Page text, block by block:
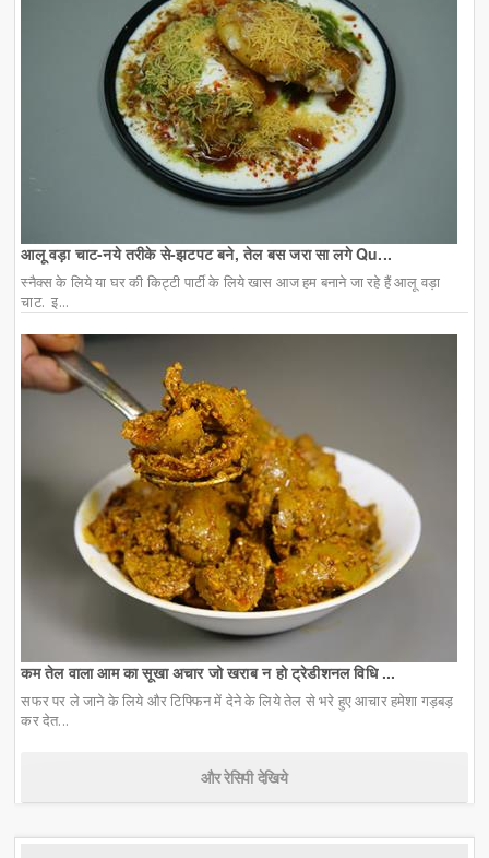
आलू वड़ा चाट-नये तरीके से-झटपट बने, तेल बस जरा सा लगे Qu...
स्नैक्स के लिये या घर की किट्टी पार्टी के लिये खास आज हम बनाने जा रहे हैं आलू वड़ा
चाट. इ...
कम तेल वाला आम का सूखा अचार जो खराब न हो ट्रेडीशनल विधि ...
सफर पर ले जाने के लिये और टिफ्फिन में देने के लिये तेल से भरे हुए आचार हमेशा गड़बड़
कर देत...
और रेसिपी देखिये